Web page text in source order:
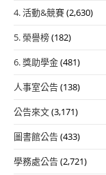
4. 活動&競賽(2,630)
5. 榮譽榜(182)
6. 獎助學金(481)
人事室公告(138)
公告來文(3,171)
圖書館公告(433)
學務處公告(2,721)